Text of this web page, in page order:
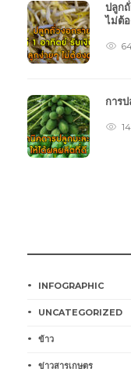
ปลูกถั่
ไม่ต้
การ
INFOGRAPHIC
UNCATEGORIZED
ข้าว
ข่าวสารเกษตร